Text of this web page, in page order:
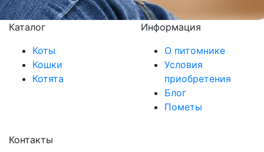
Каталог
Коты
Кошки
Котята
Информация
О питомнике
Условия
приобретения
Блог
Пометы
Контакты